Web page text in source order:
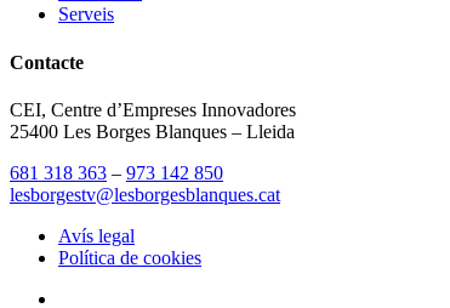
Serveis
Contacte
CEI, Centre d’Empreses Innovadores
25400 Les Borges Blanques – Lleida
681 318 363 – 973 142 850
lesborgestv@lesborgesblanques.cat
Avís legal
Política de cookies